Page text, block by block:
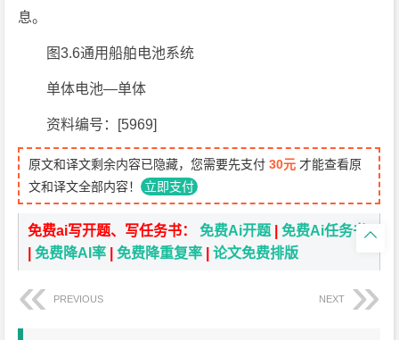
息。
图3.6通用船舶电池系统
单体电池—单体
资料编号：[5969]
原文和译文剩余内容已隐藏，您需要先支付30元 才能查看原
文和译文全部内容！ 立即支付
免费ai写开题、写任务书：免费Ai开题 |免费Ai任务书
|免费降AI率 |免费降重复率 |论文免费排版
PREVIOUS NEXT
